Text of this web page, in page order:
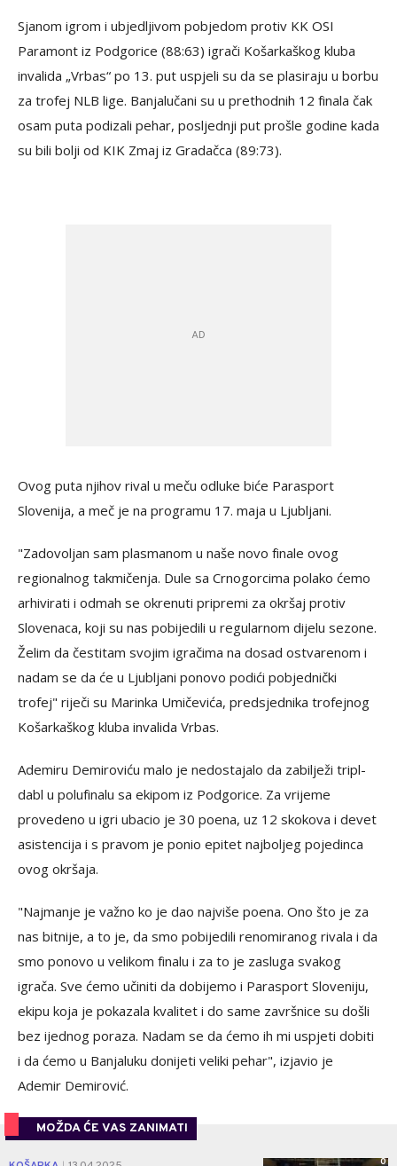
Sjanom igrom i ubjedljivom pobjedom protiv KK OSI
Paramont iz Podgorice (88:63) igrači Košarkaškog kluba
invalida „Vrbas“ po 13. put uspjeli su da se plasiraju u borbu
za trofej NLB lige. Banjalučani su u prethodnih 12 finala čak
osam puta podizali pehar, posljednji put prošle godine kada
su bili bolji od KIK Zmaj iz Gradačca (89:73).
Ovog puta njihov rival u meču odluke biće Parasport
Slovenija, a meč je na programu 17. maja u Ljubljani.
"Zadovoljan sam plasmanom u naše novo finale ovog
regionalnog takmičenja. Dule sa Crnogorcima polako ćemo
arhivirati i odmah se okrenuti pripremi za okršaj protiv
Slovenaca, koji su nas pobijedili u regularnom dijelu sezone.
Želim da čestitam svojim igračima na dosad ostvarenom i
nadam se da će u Ljubljani ponovo podići pobjednički
trofej" riječi su Marinka Umičevića, predsjednika trofejnog
Košarkaškog kluba invalida Vrbas.
Ademiru Demiroviću malo je nedostajalo da zabilježi tripl-
dabl u polufinalu sa ekipom iz Podgorice. Za vrijeme
provedeno u igri ubacio je 30 poena, uz 12 skokova i devet
asistencija i s pravom je ponio epitet najboljeg pojedinca
ovog okršaja.
"Najmanje je važno ko je dao najviše poena. Ono što je za
nas bitnije, a to je, da smo pobijedili renomiranog rivala i da
smo ponovo u velikom finalu i za to je zasluga svakog
igrača. Sve ćemo učiniti da dobijemo i Parasport Sloveniju,
ekipu koja je pokazala kvalitet i do same završnice su došli
bez ijednog poraza. Nadam se da ćemo ih mi uspjeti dobiti
i da ćemo u Banjaluku donijeti veliki pehar", izjavio je
Ademir Demirović.
MOŽDA ĆE VAS ZANIMATI
0